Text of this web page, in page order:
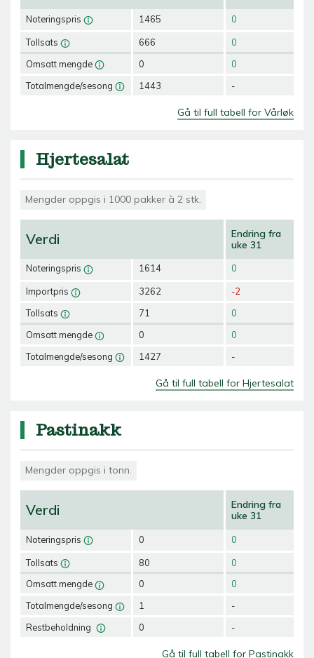
Noteringspris
Tollsats
Omsatt mengde
Totalmengde/sesong
1465
666
0
1443
0
0
0
-
Gå til full tabell for Vårløk
Hjertesalat
Mengder oppgis i 1000 pakker à 2 stk.
Verdi
Noteringspris
Importpris
Tollsats
Omsatt mengde
Totalmengde/sesong
1614
3262
71
0
1427
Endring fra
uke 31
0
-2
0
0
-
Gå til full tabell for Hjertesalat
Pastinakk
Mengder oppgis i tonn.
Verdi
Noteringspris
Tollsats
Omsatt mengde
Totalmengde/sesong
Restbeholdning
0
80
0
1
0
Endring fra
uke 31
0
0
0
-
-
Gå til full tabell for Pastinakk